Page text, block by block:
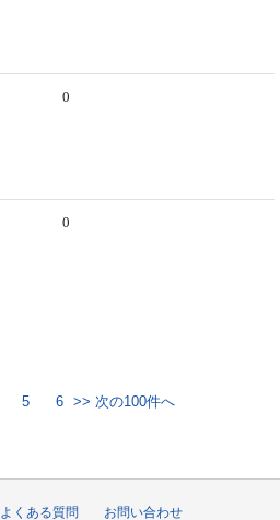
0
0
5 6 >> 次の100件へ
よくある質問 お問い合わせ